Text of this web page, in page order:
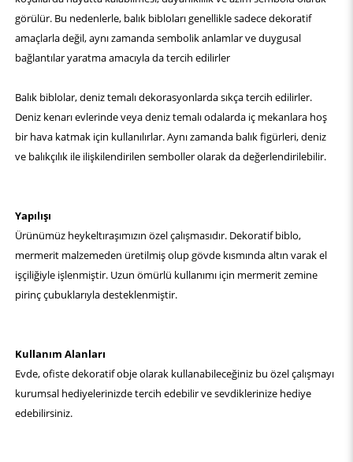
görülür. Bu nedenlerle, balık bibloları genellikle sadece dekoratif
amaçlarla değil, aynı zamanda sembolik anlamlar ve duygusal
bağlantılar yaratma amacıyla da tercih edilirler
Balık biblolar, deniz temalı dekorasyonlarda sıkça tercih edilirler.
Deniz kenarı evlerinde veya deniz temalı odalarda iç mekanlara hoş
bir hava katmak için kullanılırlar. Aynı zamanda balık figürleri, deniz
ve balıkçılık ile ilişkilendirilen semboller olarak da değerlendirilebilir.
Yapılışı
Ürünümüz heykeltıraşımızın özel çalışmasıdır. Dekoratif biblo,
mermerit malzemeden üretilmiş olup gövde kısmında altın varak el
işçiliğiyle işlenmiştir. Uzun ömürlü kullanımı için mermerit zemine
pirinç çubuklarıyla desteklenmiştir.
Kullanım Alanları
Evde, ofiste dekoratif obje olarak kullanabileceğiniz bu özel çalışmayı
kurumsal hediyelerinizde tercih edebilir ve sevdiklerinize hediye
edebilirsiniz.